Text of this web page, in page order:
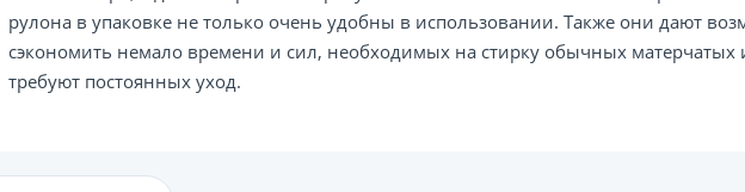
рулона в упаковке не только очень удобны в использовании. Также они дают
сэкономить немало времени и сил, необходимых на стирку обычных матерчатых
требуют постоянных уход.